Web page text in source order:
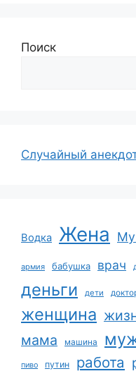
Поиск
Случайный
Водка Жена
армия бабушка врач
деньги дети
женщина
мама машина
пиво путин работа